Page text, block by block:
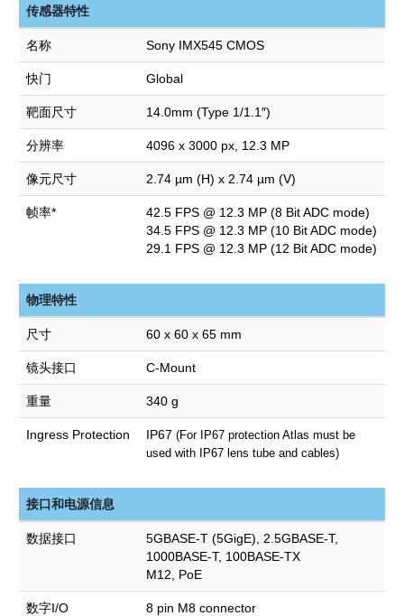
(IMX545)
量
传感器特性
名称 Sony IMX545 CMOS
快门 Global
靶面尺寸 14.0mm (Type 1/1.1″)
分辨率 4096 x 3000 px, 12.3 MP
像元尺寸 2.74 µm (H) x 2.74 µm (V)
帧率*
42.5 FPS @ 12.3 MP (8 Bit ADC mode)
34.5 FPS @ 12.3 MP (10 Bit ADC mode)
29.1 FPS @ 12.3 MP (12 Bit ADC mode)
物理特性
尺寸 60 x 60 x 65 mm
镜头接口 C-Mount
重量 340 g
Ingress Protection IP67 (For IP67 protection Atlas must be
used with IP67 lens tube and cables)
接口和电源信息
数据接口
5GBASE-T (5GigE), 2.5GBASE-T,
1000BASE-T, 100BASE-TX
M12, PoE
数字I/O 8 pin M8 connector